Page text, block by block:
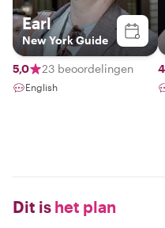
Earl
New York Guide
5,0 23 beoordelingen
English
Dit is het plan